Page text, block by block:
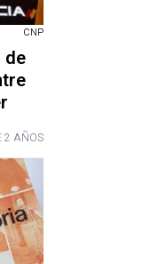
CNP
de
2 AÑOS